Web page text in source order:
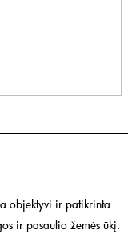
objektyvi ir patikrinta
ir pasaulio žemės ūkį.